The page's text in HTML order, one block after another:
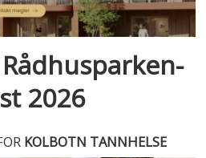
2026
KOLBOTN TANNHELSE